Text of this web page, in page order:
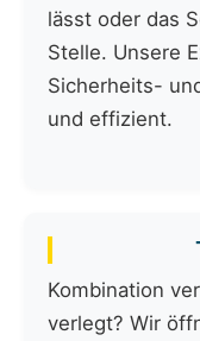
lässt oder das
Stelle. Unsere
Sicherheits-
und effizient.
Kombination
verlegt? Wir